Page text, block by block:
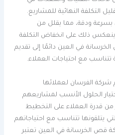
التكلفة النهائية للمشاريع.
بسرعة ودقة، مما يقلل من
ينعكس ذلك على انخفاض التكلفة
في العين دائمًا إلى تقديم
تتناسب مع احتياجات العملاء.
الفرسان لعملائها
الحلول الأنسب لمشاريعهم
من قدرة العملاء على التخطيط
يتلقونها تتناسب مع احتياجاتهم
قص الخرسانة في العين تعتبر